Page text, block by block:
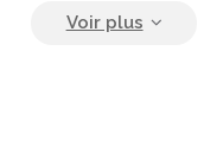
Femelle